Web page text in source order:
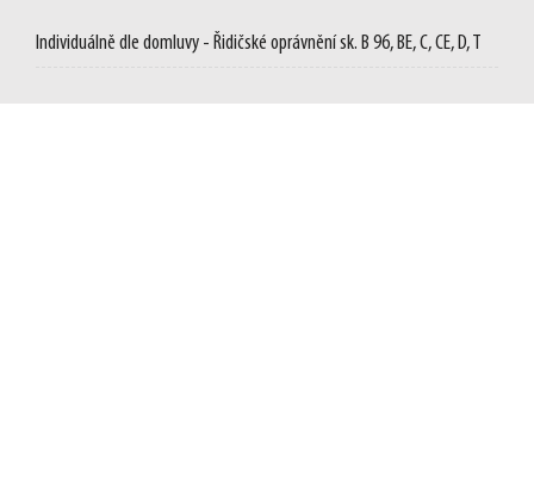
Individuálně dle domluvy - Řidičské oprávnění sk. B 96, BE, C, CE, D, T